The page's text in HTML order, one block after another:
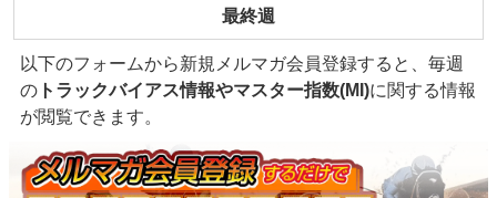
最終週
以下のフォームから新規メルマガ会員登録すると、毎週
の トラックバイアス情報やマスター指数(MI)に関する情報
が閲覧できます。